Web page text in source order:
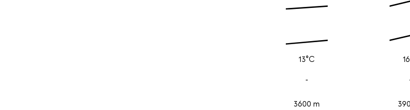
13°C
-
3600 m